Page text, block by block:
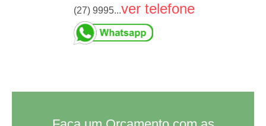
(27) 9995...ver telefone